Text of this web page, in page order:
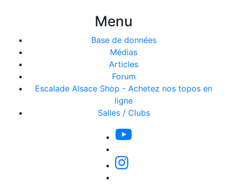
Menu
Base de données
Médias
Articles
Forum
Escalade Alsace Shop - Achetez nos topos en
ligne
Salles / Clubs